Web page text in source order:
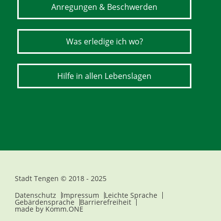
Anregungen & Beschwerden
Was erledige ich wo?
Hilfe in allen Lebenslagen
Stadt Tengen © 2018 - 2025
Datenschutz
Impressum Leichte Sprache
Gebärdensprache Barrierefreiheit
made by Komm.ONE